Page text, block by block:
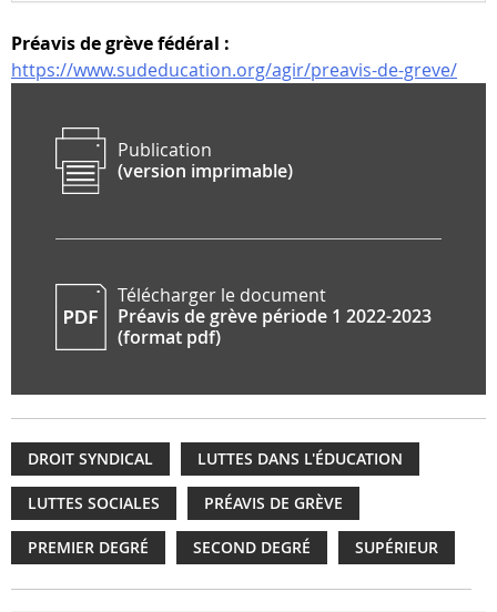
Préavis de grève fédéral :
https://www.sudeducation.org/agir/preavis-de-greve/
Publication
(version imprimable)
Télécharger le document
Préavis de grève période 1 2022-2023
(format pdf)
DROIT SYNDICAL LUTTES DANS L'ÉDUCATION
LUTTES SOCIALES PRÉAVIS DE GRÈVE
PREMIER DEGRÉ SECOND DEGRÉ SUPÉRIEUR